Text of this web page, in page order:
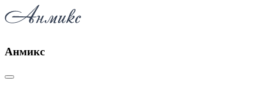
Анмикс